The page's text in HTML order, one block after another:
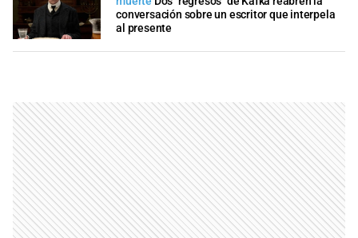
conversación sobre un escritor que interpela
al presente